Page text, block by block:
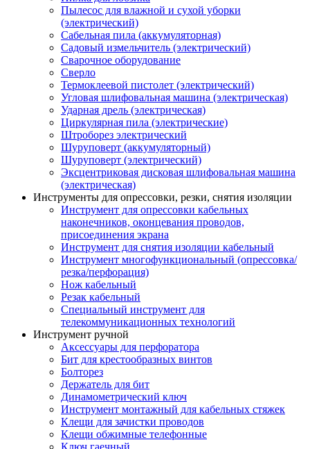
Пылесос для влажной и сухой уборки
(электрический)
Сабельная пила (аккумуляторная)
Садовый измельчитель (электрический)
Сварочное оборудование
Сверло
Термоклеевой пистолет (электрический)
Угловая шлифовальная машина (электрическая)
Ударная дрель (электрическая)
Циркулярная пила (электрические)
Штроборез электрический
Шуруповерт (аккумуляторный)
Шуруповерт (электрический)
Эксцентриковая дисковая шлифовальная машина
(электрическая)
Инструменты для опрессовки, резки, снятия изоляции
Инструмент для опрессовки кабельных
наконечников, оконцевания проводов,
присоединения экрана
Инструмент для снятия изоляции кабельный
Инструмент многофункциональный (опрессовка/
резка/перфорация)
Нож кабельный
Резак кабельный
Специальный инструмент для
телекоммуникационных технологий
Инструмент ручной
Аксессуары для перфоратора
Бит для крестообразных винтов
Болторез
Держатель для бит
Динамометрический ключ
Инструмент монтажный для кабельных стяжек
Клещи для зачистки проводов
Клещи обжимные телефонные
Ключ гаечный